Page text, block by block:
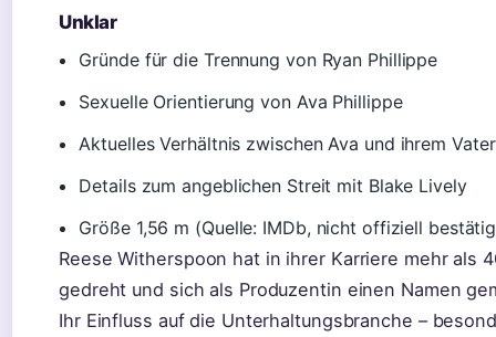
Unklar
Gründe für die Trennung von Ryan Phillippe
Sexuelle Orientierung von Ava Phillippe
Aktuelles Verhältnis zwischen Ava und ihrem Vater
Details zum angeblichen Streit mit Blake Lively
Größe 1,56 m (Quelle: IMDb, nicht offiziell
Reese Witherspoon hat in ihrer Karriere mehr als
gedreht und sich als Produzentin einen Namen
Ihr Einfluss auf die Unterhaltungsbranche –